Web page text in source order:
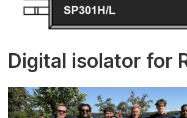
Digital isolator for